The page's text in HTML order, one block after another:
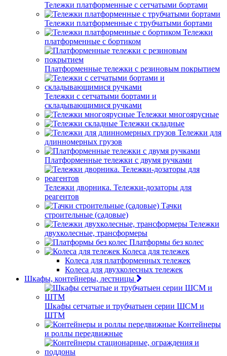
Тележки платформенные с сетчатыми бортами
Тележки платформенные с трубчатыми бортами
Тележки
платформенные с бортиком
Платформенные тележки с резиновым покрытием
Тележки с сетчатыми бортами и
складывающимися ручками
Тележки многоярусные
Тележки складные
Тележки для
длинномерных грузов
Платформенные тележки с двумя ручками
Тележки дворника. Тележки-дозаторы для
реагентов
Тачки
строительные (садовые)
Тележки
двухколесные, трансформеры
Платформы без колес
Колеса для тележек
Колеса для платформенных тележек
Колеса для двухколесных тележек
Шкафы, контейнеры, лестницы
Шкафы сетчатые и трубчатыен серии ШСМ и
ШТМ
Контейнеры
и роллы передвижные